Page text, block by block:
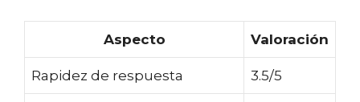
Aspecto Valoración
Rapidez de respuesta 3.5/5